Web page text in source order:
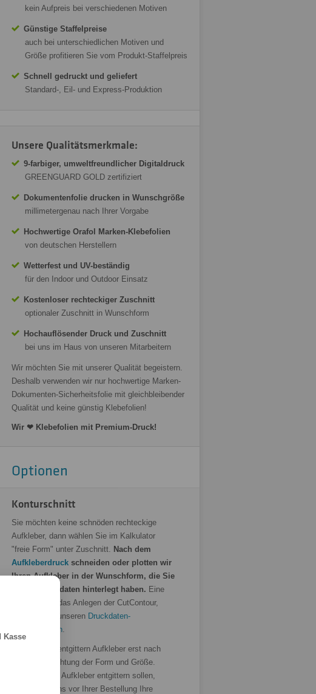
kein Aufpreis bei verschiedenen Motiven
Günstige Staffelpreise
auch bei unterschiedlichen Motiven und
Größe profitieren Sie vom Produkt-Staffelpreis
Schnell gedruckt und geliefert
Standard-, Eil- und Express-Produktion
Unsere Qualitätsmerkmale:
9-farbiger, umweltfreundlicher Digitaldruck
GREENGUARD GOLD zertifiziert
Dokumentenfolie drucken in Wunschgröße
millimetergenau nach Ihrer Vorgabe
Hochwertige Orafol Marken-Klebefolien
von deutschen Herstellern
Wetterfest und UV-beständig
für den Indoor und Outdoor Einsatz
Kostenloser rechteckiger Zuschnitt
optionaler Zuschnitt in Wunschform
Hochauflösender Druck und Zuschnitt
bei uns im Haus von unseren Mitarbeitern
Wir möchten Sie mit unserer Qualität begeistern.
Deshalb verwenden wir nur hochwertige Marken-
Dokumenten-Sicherheitsfolie mit gleichbleibender
Qualität und keine günstig Klebefolien!
Wir ❤ Klebefolien mit Premium-Druck!
Optionen
Konturschnitt
Sie möchten keine schnöden rechteckige
Aufkleber, dann wählen Sie im Kalkulator
"freie Form" unter Zuschnitt. Nach dem
Aufkleberdruck schneiden oder plotten wir
Ihren Aufkleber in der Wunschform, die Sie
in den Druckdaten hinterlegt haben. Eine
Anleitung für das Anlegen der CutContour,
finden Sie in unseren Druckdaten-
Anforderungen.
Hinweis: Wir entgittern Aufkleber erst nach
vorheriger Sichtung der Form und Größe.
Wenn wir Ihre Aufkleber entgittern sollen,
senden Sie uns vor Ihrer Bestellung Ihre
Kasse